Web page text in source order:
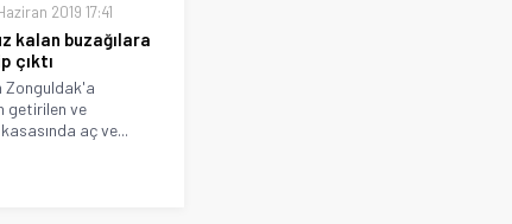
2019 17:41
kalan buzağılara
çıktı
Zonguldak'a
getirilen ve
aç ve...